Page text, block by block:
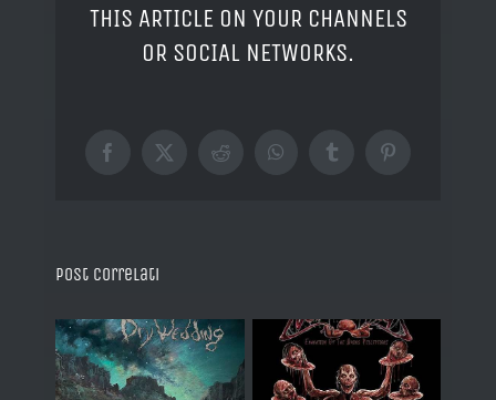
THIS ARTICLE ON YOUR CHANNELS
OR SOCIAL NETWORKS.
Facebook
X RedditWhatsAppTumblrPinterest
Post correlati